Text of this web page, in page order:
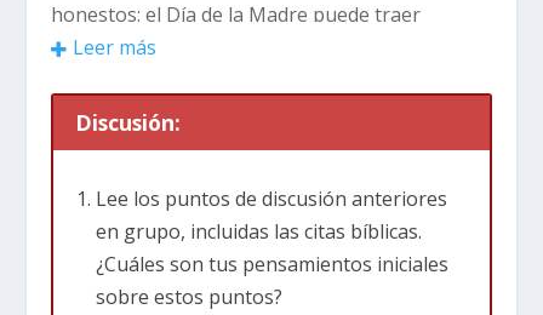
honestos: el Día de la Madre puede traer
emociones encontradas. Algunos de nosotros
sentimos el peso de la pérdida, el
arrepentimiento o la decepción. Y eso está bien.
hijos perfectos, y definitivamente no hay
familias perfectas.
Te hago una pregunta: ¿Alguna vez has visto
Leer más
Discusión:
Lee los puntos de discusión anteriores
en grupo, incluidas las citas bíblicas.
¿Cuáles son tus pensamientos iniciales
sobre estos puntos?